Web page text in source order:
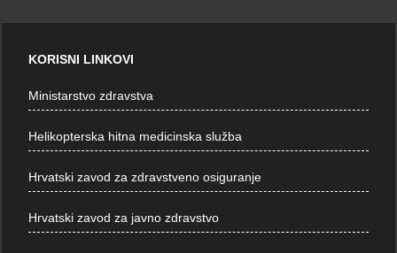
KORISNI LINKOVI
Ministarstvo zdravstva
Helikopterska hitna medicinska služba
Hrvatski zavod za zdravstveno osiguranje
Hrvatski zavod za javno zdravstvo